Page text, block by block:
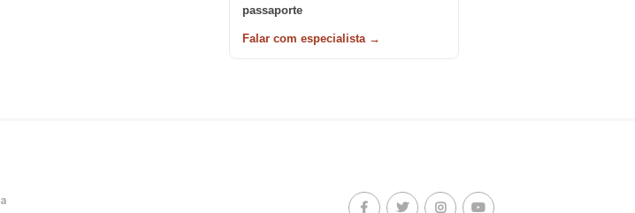
passaporte
Falar com especialista →